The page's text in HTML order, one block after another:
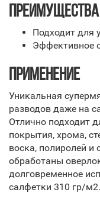
ПРЕИМУЩЕСТВА
Подходит для
Эффективное
ПРИМЕНЕНИЕ
Уникальная
разводов даже на
Отлично подходит
покрытия, хрома,
воска, полиролей и
обработаны
долговременное
салфетки 310 гр/м2.